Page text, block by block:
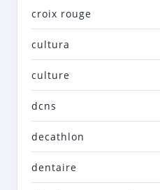
croix rouge
cultura
culture
dcns
decathlon
dentaire